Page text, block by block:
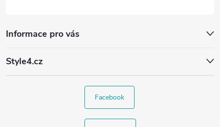
Informace pro vás
Style4.cz
Facebook